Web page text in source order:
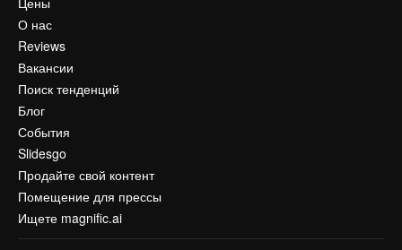
О нас
Reviews
Вакансии
Поиск тенденций
Блог
События
Slidesgo
Продайте свой контент
Помещение для прессы
Ищете magnific.ai